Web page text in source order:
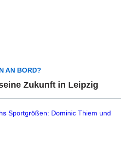
AN BORD?
Zukunft in Leipzig